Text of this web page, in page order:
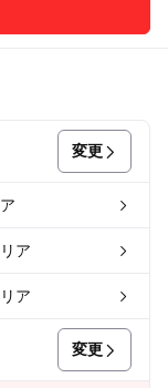
変更
ア
ア
変更